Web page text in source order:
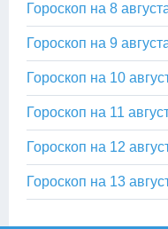
Гороскоп на 8
Гороскоп на 9
Гороскоп на 10
Гороскоп на 11
Гороскоп на 12
Гороскоп на 13